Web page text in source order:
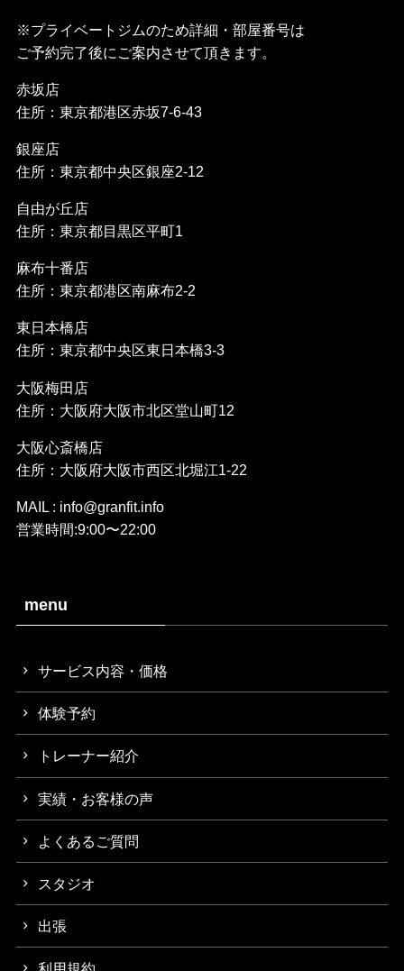
※プライベートジムのため詳細・部屋番号は
ご予約完了後にご案内させて頂きます。
赤坂店
住所：東京都港区赤坂7-6-43
銀座店
住所：東京都中央区銀座2-12
自由が丘店
住所：東京都目黒区平町1
麻布十番店
住所：東京都港区南麻布2-2
東日本橋店
住所：東京都中央区東日本橋3-3
大阪梅田店
住所：大阪府大阪市北区堂山町12
大阪心斎橋店
住所：大阪府大阪市西区北堀江1-22
MAIL : info@granfit.info
営業時間:9:00〜22:00
menu
サービス内容・価格
体験予約
トレーナー紹介
実績・お客様の声
よくあるご質問
スタジオ
出張